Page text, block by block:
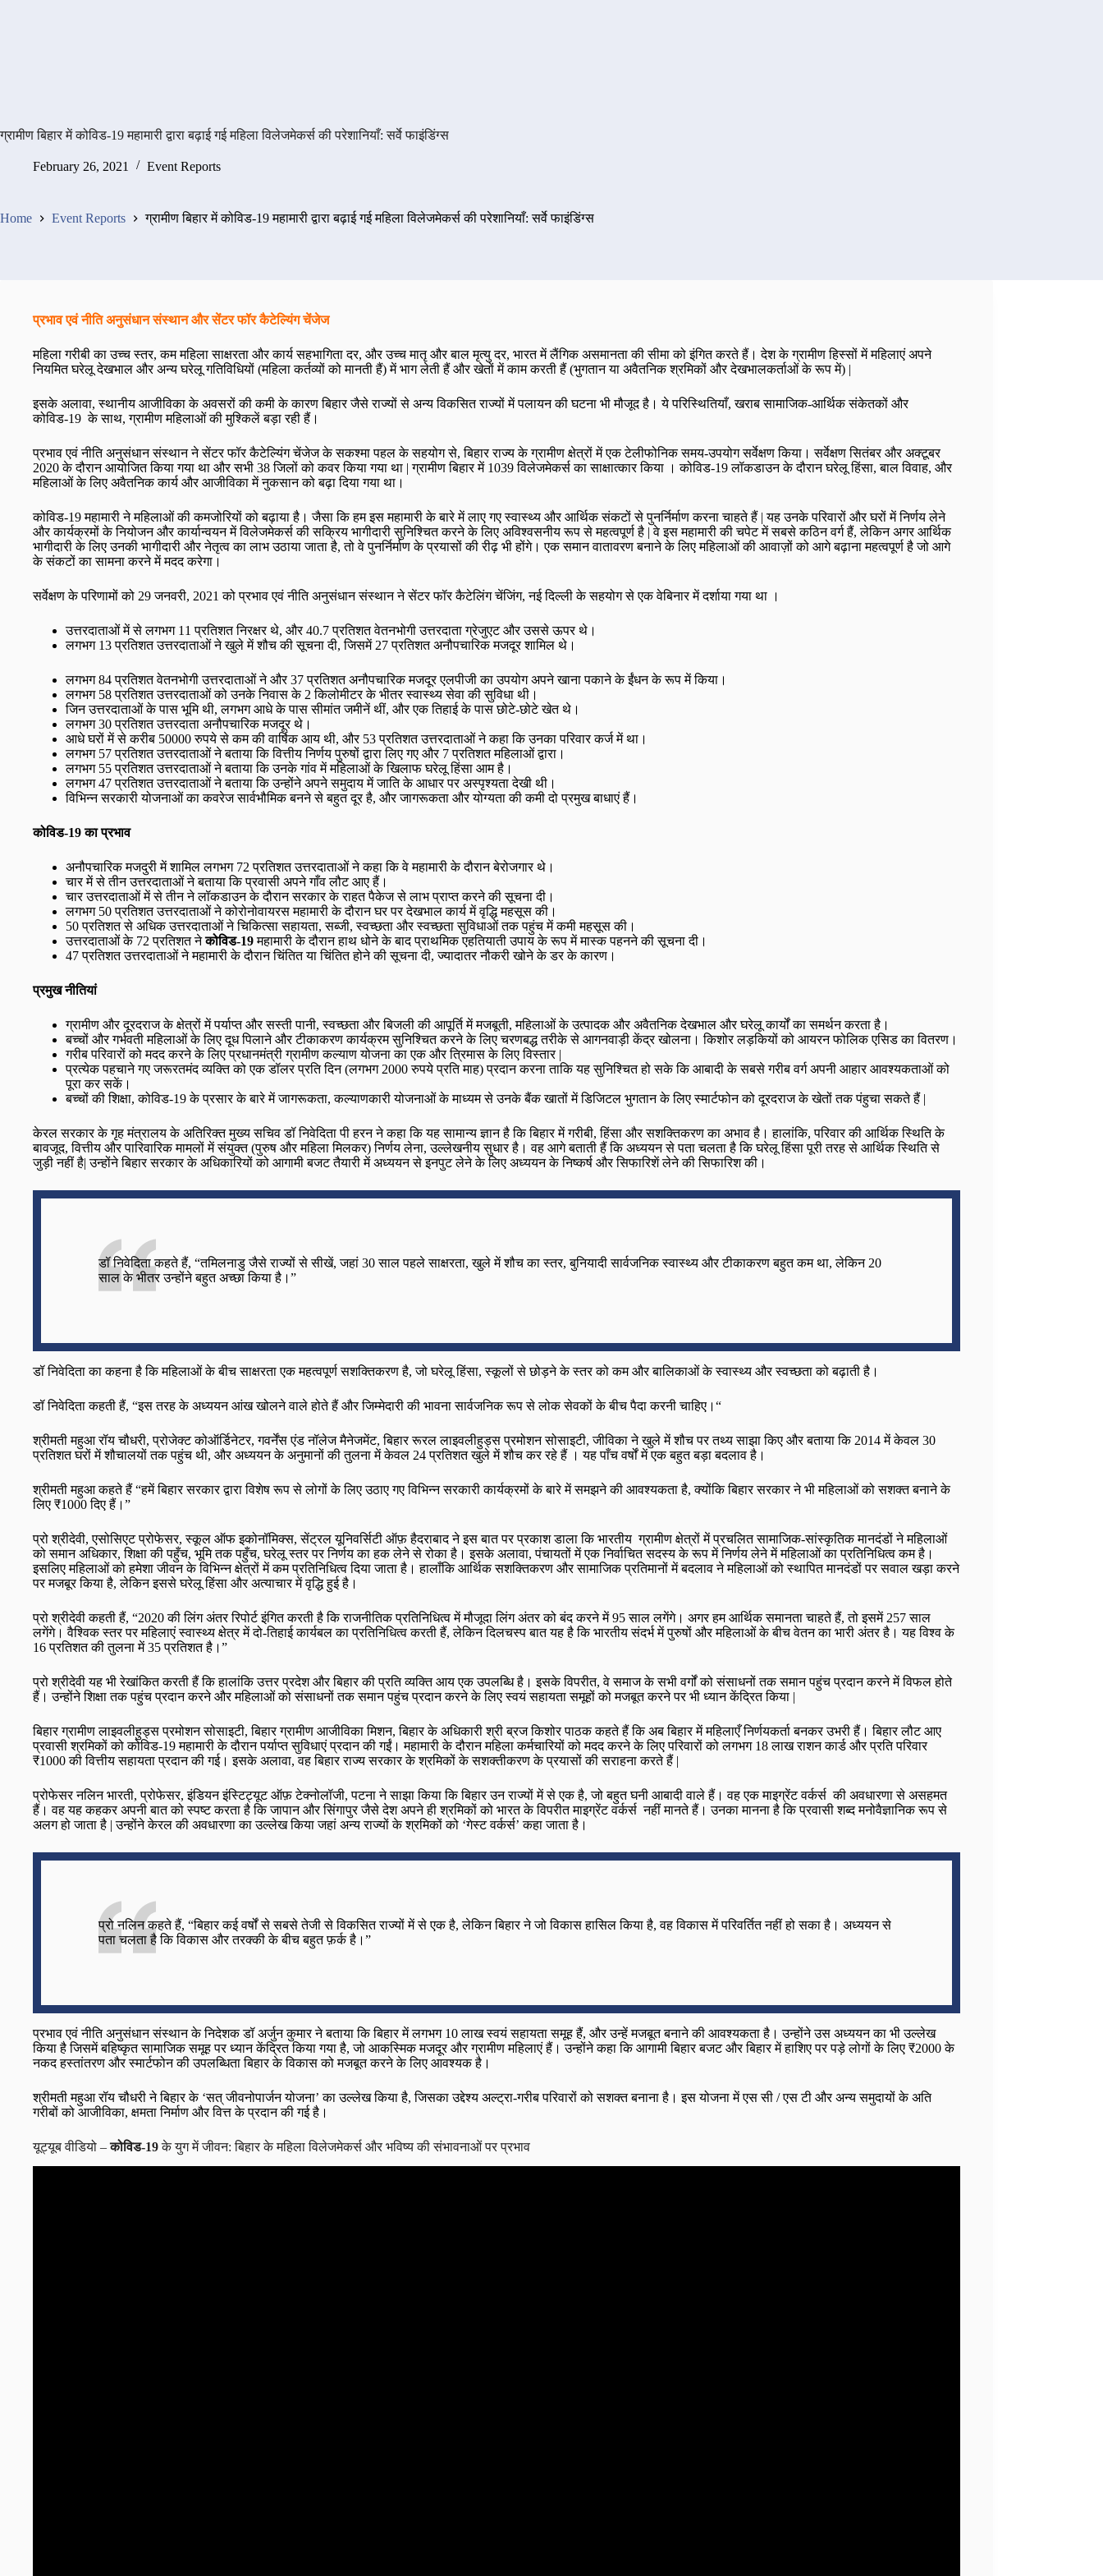
ग्रामीण बिहार में कोविड-19 महामारी द्वारा बढ़ाई गई महिला विलेजमेकर्स की परेशानियाँ: सर्वे फाइंडिंग्स
February 26, 2021 Event Reports
Home Event Reports ग्रामीण बिहार में कोविड-19 महामारी द्वारा बढ़ाई गई महिला विलेजमेकर्स की परेशानियाँ: सर्वे फाइंडिंग्स
प्रभाव एवं नीति अनुसंधान संस्थान और सेंटर फॉर कैटेल्यिंग चेंजेज
महिला गरीबी का उच्च स्तर, कम महिला साक्षरता और कार्य सहभागिता दर, और उच्च मातृ और बाल मृत्यु दर, भारत में लैंगिक असमानता की सीमा को इंगित करते हैं। देश के ग्रामीण हिस्सों में महिलाएं अपने
नियमित घरेलू देखभाल और अन्य घरेलू गतिविधियों (महिला कर्तव्यों को मानती हैं) में भाग लेती हैं और खेतों में काम करती हैं (भुगतान या अवैतनिक श्रमिकों और देखभालकर्ताओं के रूप में) |
इसके अलावा, स्थानीय आजीविका के अवसरों की कमी के कारण बिहार जैसे राज्यों से अन्य विकसित राज्यों में पलायन की घटना भी मौजूद है। ये परिस्थितियाँ, खराब सामाजिक-आर्थिक संकेतकों और
कोविड-19 के साथ, ग्रामीण महिलाओं की मुश्किलें बड़ा रही हैं।
प्रभाव एवं नीति अनुसंधान संस्थान ने सेंटर फॉर कैटेल्यिंग चेंजेज के सकश्मा पहल के सहयोग से, बिहार राज्य के ग्रामीण क्षेत्रों में एक टेलीफोनिक समय-उपयोग सर्वेक्षण किया। सर्वेक्षण सितंबर और अक्टूबर
2020 के दौरान आयोजित किया गया था और सभी 38 जिलों को कवर किया गया था | ग्रामीण बिहार में 1039 विलेजमेकर्स का साक्षात्कार किया । कोविड-19 लॉकडाउन के दौरान घरेलू हिंसा, बाल विवाह, और
महिलाओं के लिए अवैतनिक कार्य और आजीविका में नुकसान को बढ़ा दिया गया था।
कोविड-19 महामारी ने महिलाओं की कमजोरियों को बढ़ाया है। जैसा कि हम इस महामारी के बारे में लाए गए स्वास्थ्य और आर्थिक संकटों से पुनर्निर्माण करना चाहते हैं | यह उनके परिवारों और घरों में निर्णय लेने
और कार्यक्रमों के नियोजन और कार्यान्वयन में विलेजमेकर्स की सक्रिय भागीदारी सुनिश्चित करने के लिए अविश्वसनीय रूप से महत्वपूर्ण है | वे इस महामारी की चपेट में सबसे कठिन वर्ग हैं, लेकिन अगर आर्थिक
भागीदारी के लिए उनकी भागीदारी और नेतृत्व का लाभ उठाया जाता है, तो वे पुनर्निर्माण के प्रयासों की रीढ़ भी होंगे। एक समान वातावरण बनाने के लिए महिलाओं की आवाज़ों को आगे बढ़ाना महत्वपूर्ण है जो आगे
के संकटों का सामना करने में मदद करेगा।
सर्वेक्षण के परिणामों को 29 जनवरी, 2021 को प्रभाव एवं नीति अनुसंधान संस्थान ने सेंटर फॉर कैटेलिंग चेंजिंग, नई दिल्ली के सहयोग से एक वेबिनार में दर्शाया गया था ।
उत्तरदाताओं में से लगभग 11 प्रतिशत निरक्षर थे, और 40.7 प्रतिशत वेतनभोगी उत्तरदाता ग्रेजुएट और उससे ऊपर थे।
लगभग 13 प्रतिशत उत्तरदाताओं ने खुले में शौच की सूचना दी, जिसमें 27 प्रतिशत अनौपचारिक मजदूर शामिल थे।
लगभग 84 प्रतिशत वेतनभोगी उत्तरदाताओं ने और 37 प्रतिशत अनौपचारिक मजदूर एलपीजी का उपयोग अपने खाना पकाने के ईंधन के रूप में किया।
लगभग 58 प्रतिशत उत्तरदाताओं को उनके निवास के 2 किलोमीटर के भीतर स्वास्थ्य सेवा की सुविधा थी।
जिन उत्तरदाताओं के पास भूमि थी, लगभग आधे के पास सीमांत जमीनें थीं, और एक तिहाई के पास छोटे-छोटे खेत थे।
लगभग 30 प्रतिशत उत्तरदाता अनौपचारिक मजदूर थे।
आधे घरों में से करीब 50000 रुपये से कम की वार्षिक आय थी, और 53 प्रतिशत उत्तरदाताओं ने कहा कि उनका परिवार कर्ज में था।
लगभग 57 प्रतिशत उत्तरदाताओं ने बताया कि वित्तीय निर्णय पुरुषों द्वारा लिए गए और 7 प्रतिशत महिलाओं द्वारा।
लगभग 55 प्रतिशत उत्तरदाताओं ने बताया कि उनके गांव में महिलाओं के खिलाफ घरेलू हिंसा आम है।
लगभग 47 प्रतिशत उत्तरदाताओं ने बताया कि उन्होंने अपने समुदाय में जाति के आधार पर अस्पृश्यता देखी थी।
विभिन्न सरकारी योजनाओं का कवरेज सार्वभौमिक बनने से बहुत दूर है, और जागरूकता और योग्यता की कमी दो प्रमुख बाधाएं हैं।
कोविड-19का प्रभाव
अनौपचारिक मजदुरी में शामिल लगभग 72 प्रतिशत उत्तरदाताओं ने कहा कि वे महामारी के दौरान बेरोजगार थे।
चार में से तीन उत्तरदाताओं ने बताया कि प्रवासी अपने गाँव लौट आए हैं।
चार उत्तरदाताओं में से तीन ने लॉकडाउन के दौरान सरकार के राहत पैकेज से लाभ प्राप्त करने की सूचना दी।
लगभग 50 प्रतिशत उत्तरदाताओं ने कोरोनोवायरस महामारी के दौरान घर पर देखभाल कार्य में वृद्धि महसूस की।
50 प्रतिशत से अधिक उत्तरदाताओं ने चिकित्सा सहायता, सब्जी, स्वच्छता और स्वच्छता सुविधाओं तक पहुंच में कमी महसूस की।
उत्तरदाताओं के 72 प्रतिशत नेकोविड-19महामारी के दौरान हाथ धोने के बाद प्राथमिक एहतियाती उपाय के रूप में मास्क पहनने की सूचना दी।
47 प्रतिशत उत्तरदाताओं ने महामारी के दौरान चिंतित या चिंतित होने की सूचना दी, ज्यादातर नौकरी खोने के डर के कारण।
प्रमुख नीतियां
ग्रामीण और दूरदराज के क्षेत्रों में पर्याप्त और सस्ती पानी, स्वच्छता और बिजली की आपूर्ति में मजबूती, महिलाओं के उत्पादक और अवैतनिक देखभाल और घरेलू कार्यों का समर्थन करता है।
बच्चों और गर्भवती महिलाओं के लिए दूध पिलाने और टीकाकरण कार्यक्रम सुनिश्चित करने के लिए चरणबद्ध तरीके से आगनवाड़ी केंद्र खोलना। किशोर लड़कियों को आयरन फोलिक एसिड का वितरण।
गरीब परिवारों को मदद करने के लिए प्रधानमंत्री ग्रामीण कल्याण योजना का एक और त्रिमास के लिए विस्तार |
प्रत्येक पहचाने गए जरूरतमंद व्यक्ति को एक डॉलर प्रति दिन (लगभग 2000 रुपये प्रति माह) प्रदान करना ताकि यह सुनिश्चित हो सके कि आबादी के सबसे गरीब वर्ग अपनी आहार आवश्यकताओं को
पूरा कर सकें।
बच्चों की शिक्षा, कोविड-19 के प्रसार के बारे में जागरूकता, कल्याणकारी योजनाओं के माध्यम से उनके बैंक खातों में डिजिटल भुगतान के लिए स्मार्टफोन को दूरदराज के खेतों तक पंहुचा सकते हैं |
केरल सरकार के गृह मंत्रालय के अतिरिक्त मुख्य सचिव डॉ निवेदिता पी हरन ने कहा कि यह सामान्य ज्ञान है कि बिहार में गरीबी, हिंसा और सशक्तिकरण का अभाव है। हालांकि, परिवार की आर्थिक स्थिति के
बावजूद, वित्तीय और पारिवारिक मामलों में संयुक्त (पुरुष और महिला मिलकर) निर्णय लेना, उल्लेखनीय सुधार है। वह आगे बताती हैं कि अध्ययन से पता चलता है कि घरेलू हिंसा पूरी तरह से आर्थिक स्थिति से
जुड़ी नहीं है| उन्होंने बिहार सरकार के अधिकारियों को आगामी बजट तैयारी में अध्ययन से इनपुट लेने के लिए अध्ययन के निष्कर्ष और सिफारिशें लेने की सिफारिश की।
डॉ निवेदिता कहते हैं, “तमिलनाडु जैसे राज्यों से सीखें, जहां 30 साल पहले साक्षरता, खुले में शौच का स्तर, बुनियादी सार्वजनिक स्वास्थ्य और टीकाकरण बहुत कम था, लेकिन 20
साल के भीतर उन्होंने बहुत अच्छा किया है।”
डॉ निवेदिता का कहना है कि महिलाओं के बीच साक्षरता एक महत्वपूर्ण सशक्तिकरण है, जो घरेलू हिंसा, स्कूलों से छोड़ने के स्तर को कम और बालिकाओं के स्वास्थ्य और स्वच्छता को बढ़ाती है।
डॉ निवेदिता कहती हैं, “इस तरह के अध्ययन आंख खोलने वाले होते हैं और जिम्मेदारी की भावना सार्वजनिक रूप से लोक सेवकों के बीच पैदा करनी चाहिए।“
श्रीमती महुआ रॉय चौधरी, प्रोजेक्ट कोऑर्डिनेटर, गवर्नेंस एंड नॉलेज मैनेजमेंट, बिहार रूरल लाइवलीहुड्स प्रमोशन सोसाइटी, जीविका ने खुले में शौच पर तथ्य साझा किए और बताया कि 2014 में केवल 30
प्रतिशत घरों में शौचालयों तक पहुंच थी, और अध्ययन के अनुमानों की तुलना में केवल 24 प्रतिशत खुले में शौच कर रहे हैं । यह पाँच वर्षों में एक बहुत बड़ा बदलाव है।
श्रीमती महुआ कहते हैं “हमें बिहार सरकार द्वारा विशेष रूप से लोगों के लिए उठाए गए विभिन्न सरकारी कार्यक्रमों के बारे में समझने की आवश्यकता है, क्योंकि बिहार सरकार ने भी महिलाओं को सशक्त बनाने के
लिए ₹1000 दिए हैं।”
प्रो श्रीदेवी, एसोसिएट प्रोफेसर, स्कूल ऑफ इकोनॉमिक्स, सेंट्रल यूनिवर्सिटी ऑफ़ हैदराबाद ने इस बात पर प्रकाश डाला कि भारतीय ग्रामीण क्षेत्रों में प्रचलित सामाजिक-सांस्कृतिक मानदंडों ने महिलाओं
को समान अधिकार, शिक्षा की पहुँच, भूमि तक पहुँच, घरेलू स्तर पर निर्णय का हक लेने से रोका है। इसके अलावा, पंचायतों में एक निर्वाचित सदस्य के रूप में निर्णय लेने में महिलाओं का प्रतिनिधित्व कम है।
इसलिए महिलाओं को हमेशा जीवन के विभिन्न क्षेत्रों में कम प्रतिनिधित्व दिया जाता है। हालाँकि आर्थिक सशक्तिकरण और सामाजिक प्रतिमानों में बदलाव ने महिलाओं को स्थापित मानदंडों पर सवाल खड़ा करने
पर मजबूर किया है, लेकिन इससे घरेलू हिंसा और अत्याचार में वृद्धि हुई है।
प्रो श्रीदेवी कहती हैं, “2020 की लिंग अंतर रिपोर्ट इंगित करती है कि राजनीतिक प्रतिनिधित्व में मौजूदा लिंग अंतर को बंद करने में 95 साल लगेंगे। अगर हम आर्थिक समानता चाहते हैं, तो इसमें 257 साल
लगेंगे। वैश्विक स्तर पर महिलाएं स्वास्थ्य क्षेत्र में दो-तिहाई कार्यबल का प्रतिनिधित्व करती हैं, लेकिन दिलचस्प बात यह है कि भारतीय संदर्भ में पुरुषों और महिलाओं के बीच वेतन का भारी अंतर है। यह विश्व के
16 प्रतिशत की तुलना में 35 प्रतिशत है।”
प्रो श्रीदेवी यह भी रेखांकित करती हैं कि हालांकि उत्तर प्रदेश और बिहार की प्रति व्यक्ति आय एक उपलब्धि है। इसके विपरीत, वे समाज के सभी वर्गों को संसाधनों तक समान पहुंच प्रदान करने में विफल होते
हैं। उन्होंने शिक्षा तक पहुंच प्रदान करने और महिलाओं को संसाधनों तक समान पहुंच प्रदान करने के लिए स्वयं सहायता समूहों को मजबूत करने पर भी ध्यान केंद्रित किया |
बिहार ग्रामीण लाइवलीहुड्स प्रमोशन सोसाइटी, बिहार ग्रामीण आजीविका मिशन, बिहार के अधिकारी श्री ब्रज किशोर पाठक कहते हैं कि अब बिहार में महिलाएँ निर्णयकर्ता बनकर उभरी हैं। बिहार लौट आए
प्रवासी श्रमिकों को कोविड-19 महामारी के दौरान पर्याप्त सुविधाएं प्रदान की गईं। महामारी के दौरान महिला कर्मचारियों को मदद करने के लिए परिवारों को लगभग 18 लाख राशन कार्ड और प्रति परिवार
₹1000 की वित्तीय सहायता प्रदान की गई। इसके अलावा, वह बिहार राज्य सरकार के श्रमिकों के सशक्तीकरण के प्रयासों की सराहना करते हैं |
प्रोफेसर नलिन भारती, प्रोफेसर, इंडियन इंस्टिट्यूट ऑफ़ टेक्नोलॉजी, पटना ने साझा किया कि बिहार उन राज्यों में से एक है, जो बहुत घनी आबादी वाले हैं। वह एक माइग्रेंट वर्कर्स की अवधारणा से असहमत
हैं। वह यह कहकर अपनी बात को स्पष्ट करता है कि जापान और सिंगापुर जैसे देश अपने ही श्रमिकों को भारत के विपरीत माइग्रेंट वर्कर्स नहीं मानते हैं। उनका मानना है कि प्रवासी शब्द मनोवैज्ञानिक रूप से
अलग हो जाता है | उन्होंने केरल की अवधारणा का उल्लेख किया जहां अन्य राज्यों के श्रमिकों को ‘गेस्ट वर्कर्स’ कहा जाता है।
प्रो नलिन कहते हैं, “बिहार कई वर्षों से सबसे तेजी से विकसित राज्यों में से एक है, लेकिन बिहार ने जो विकास हासिल किया है, वह विकास में परिवर्तित नहीं हो सका है। अध्ययन से
पता चलता है कि विकास और तरक्की के बीच बहुत फ़र्क है।”
प्रभाव एवं नीति अनुसंधान संस्थान के निदेशक डॉ अर्जुन कुमार ने बताया कि बिहार में लगभग 10 लाख स्वयं सहायता समूह हैं, और उन्हें मजबूत बनाने की आवश्यकता है। उन्होंने उस अध्ययन का भी उल्लेख
किया है जिसमें बहिष्कृत सामाजिक समूह पर ध्यान केंद्रित किया गया है, जो आकस्मिक मजदूर और ग्रामीण महिलाएं हैं। उन्होंने कहा कि आगामी बिहार बजट और बिहार में हाशिए पर पड़े लोगों के लिए ₹2000 के
नकद हस्तांतरण और स्मार्टफोन की उपलब्धिता बिहार के विकास को मजबूत करने के लिए आवश्यक है।
श्रीमती महुआ रॉय चौधरी ने बिहार के ‘सत् जीवनोपार्जन योजना’ का उल्लेख किया है, जिसका उद्देश्य अल्ट्रा-गरीब परिवारों को सशक्त बनाना है। इस योजना में एस सी / एस टी और अन्य समुदायों के अति
गरीबों को आजीविका, क्षमता निर्माण और वित्त के प्रदान की गई है।
यूट्यूब वीडियो –कोविड-19के युग में जीवन: बिहार के महिला विलेजमेकर्स और भविष्य की संभावनाओं पर प्रभाव